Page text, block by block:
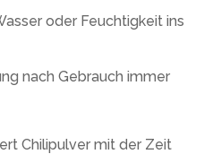
oder Feuchtigkeit ins
nach Gebrauch immer
Chilipulver mit der Zeit